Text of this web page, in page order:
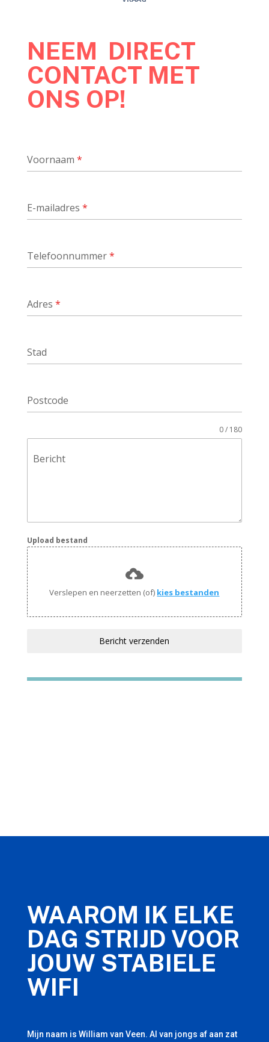
NEEM DIRECT
CONTACT MET
ONS OP!
Voornaam *
E-mailadres *
Telefoonnummer*
Adres *
Stad
Postcode
Bericht
0 / 180
Upload bestand
Verslepen en neerzetten (of) kies bestanden
Bericht verzenden
WAAROM IK ELKE
DAG STRIJD VOOR
JOUW STABIELE
WIFI
Mijn naam is William van Veen. Al van jongs af aan zat